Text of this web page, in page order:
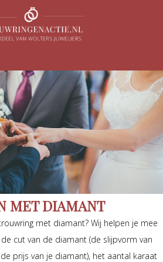
MET DIAMANT
met diamant? Wij helpen je mee
cut van de diamant (de slijpvorm van
prijs van je diamant), het aantal karaat